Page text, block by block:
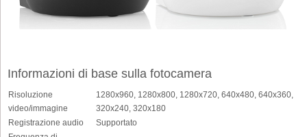
Informazioni di base sulla fotocamera
Risoluzione
video/immagine
1280x960, 1280x800, 1280x720, 640x480, 640x360,
320x240, 320x180
Registrazione audio
Supportato